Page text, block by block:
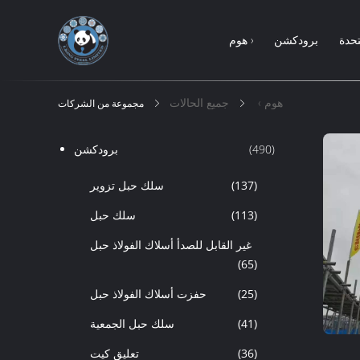
هوم › برودكشن
هوم › جميع الحالات مجموعة من الشركات
برودكشن (490)
سلك حبل تزوير
(137)
سلك حبل
(113)
غير القابل للصدأ أسلاك الفولاذ حبل
(65)
حفزت أسلاك الفولاذ حبل
(25)
سلك حبل الجمعية
(41)
تعليق كيت
(36)